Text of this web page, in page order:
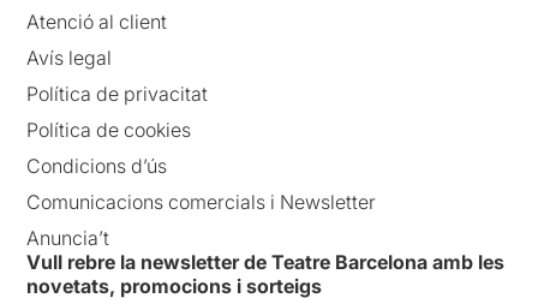
Atenció al client
Avís legal
Política de privacitat
Política de cookies
Condicions d’ús
Comunicacions comercials i Newsletter
Anuncia’t
Vull rebre la newsletter de Teatre Barcelona amb les
novetats, promocions i sorteigs